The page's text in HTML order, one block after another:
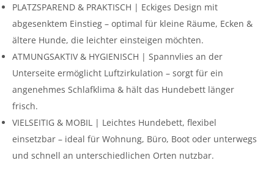
PLATZSPAREND & PRAKTISCH | Eckiges Design mit
abgesenktem Einstieg – optimal für kleine Räume, Ecken &
ältere Hunde, die leichter einsteigen möchten.
ATMUNGSAKTIV & HYGIENISCH | Spannvlies an der
Unterseite ermöglicht Luftzirkulation – sorgt für ein
angenehmes Schlafklima & hält das Hundebett länger
frisch.
VIELSEITIG & MOBIL | Leichtes Hundebett, flexibel
einsetzbar – ideal für Wohnung, Büro, Boot oder unterwegs
und schnell an unterschiedlichen Orten nutzbar.